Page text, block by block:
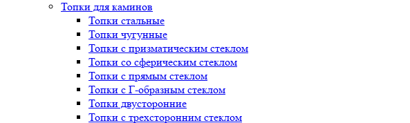
Топки для каминов
Топки стальные
Топки чугунные
Топки с призматическим стеклом
Топки со сферическим стеклом
Топки с прямым стеклом
Топки с Г-образным стеклом
Топки двусторонние
Топки с трехсторонним стеклом